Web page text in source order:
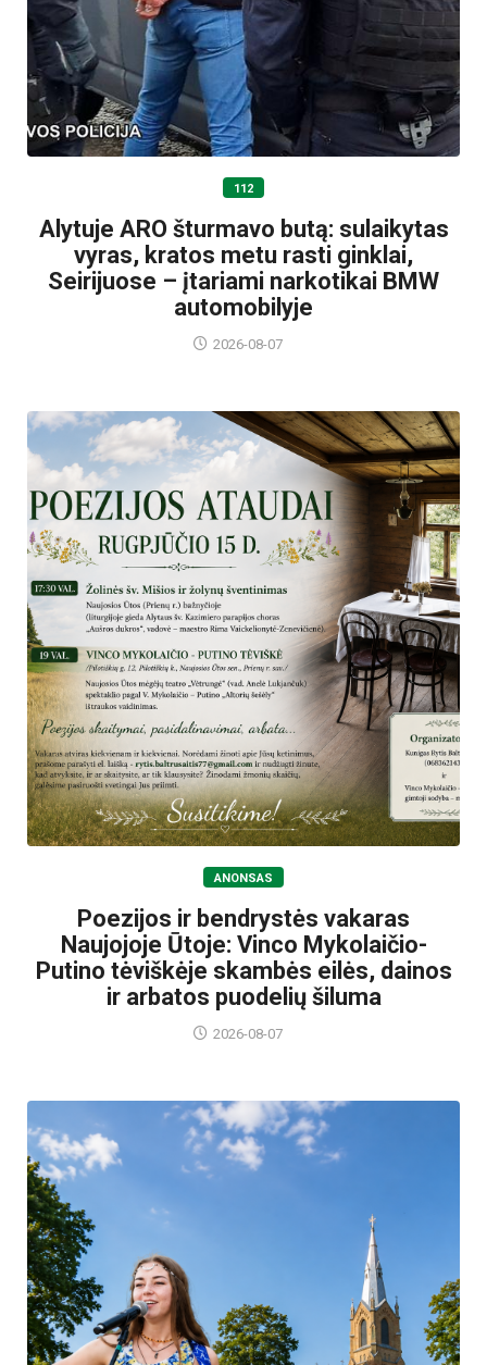
112
Alytuje ARO šturmavo butą: sulaikytas
vyras, kratos metu rasti ginklai,
Seirijuose – įtariami narkotikai BMW
automobilyje
2026-08-07
ANONSAS
Poezijos ir bendrystės vakaras
Naujojoje Ūtoje: Vinco Mykolaičio-
Putino tėviškėje skambės eilės, dainos
ir arbatos puodelių šiluma
2026-08-07